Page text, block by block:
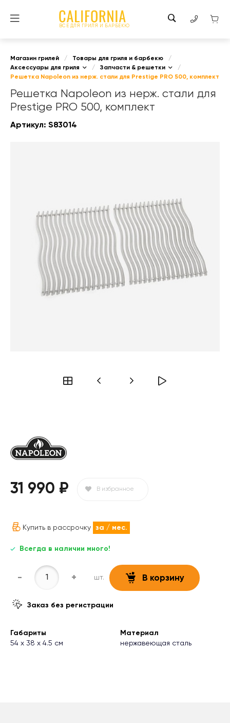
ВСЕ ДЛЯ ГРИЛЯ И БАРБЕКЮ
Магазин грилей / Товары для гриля и барбекю
/
Аксессуары для гриля
/ Запчасти & решетки
/
Решетка Napoleon из нерж. стали для Prestige PRO 500, комплект
Решетка Napoleon из нерж. стали для
Prestige PRO 500, комплект
Артикул: S83014
31 990 ₽ В избранное
Купить в рассрочку за / мес.
Всегда в наличии много!
- + шт. В корзину
Заказ без регистрации
Габариты
54 х 38 х 4.5 см
Материал
нержавеющая сталь